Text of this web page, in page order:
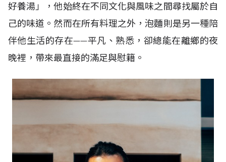
好養湯」，他始終在不同文化與風味之間尋找屬於自
己的味道。然而在所有料理之外，泡麵則是另一種陪
伴他生活的存在——平凡、熟悉，卻總能在離鄉的夜
晚裡，帶來最直接的滿足與慰籍。